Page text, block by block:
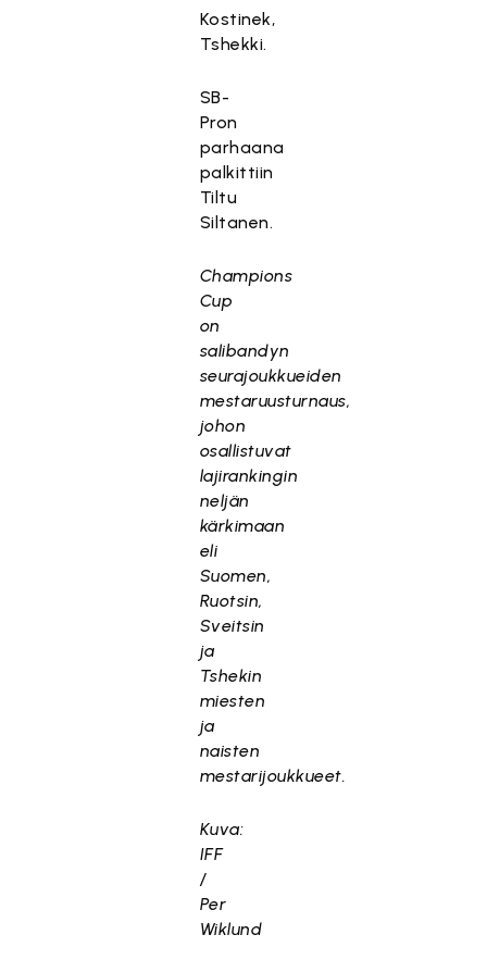
Kostinek,
Tshekki.
SB-
Pron
parhaana
palkittiin
Tiltu
Siltanen.
Champions
Cup
on
salibandyn
seurajoukkueiden
mestaruusturnaus,
johon
osallistuvat
lajirankingin
neljän
kärkimaan
eli
Suomen,
Ruotsin,
Sveitsin
ja
Tshekin
miesten
ja
naisten
mestarijoukkueet.
Kuva:
IFF
/
Per
Wiklund